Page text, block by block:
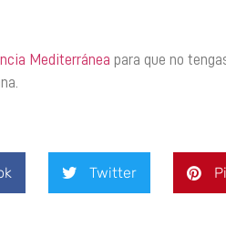
Mediterránea para que no
Twitter